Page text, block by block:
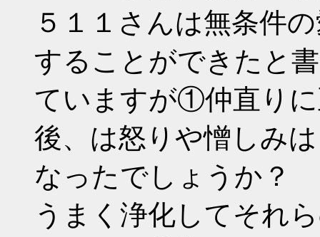
５１１さんは無条件
することができたと
ていますが①仲直り
後、は怒りや憎しみ
なったでしょうか？
うまく浄化してそれ